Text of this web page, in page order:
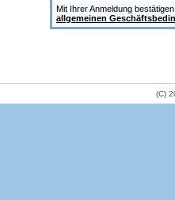
Mit Ihrer Anmeldung
allgemeinen
(C)